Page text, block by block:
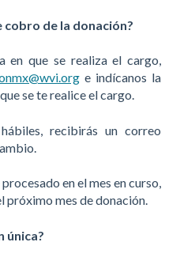
cobro de la donación?
en que se realiza el cargo,
e indícanos la
se te realice el cargo.
recibirás un correo
en el mes en curso,
próximo mes de donación.
única?